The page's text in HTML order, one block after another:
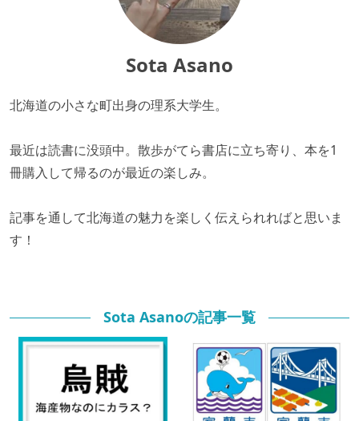
Sota Asano
北海道の小さな町出身の理系大学生。
最近は読書に没頭中。散歩がてら書店に立ち寄り、本を1
冊購入して帰るのが最近の楽しみ。
記事を通して北海道の魅力を楽しく伝えられればと思いま
す！
Sota Asanoの記事一覧